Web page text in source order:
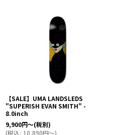
【SALE】UMA LANDSLEDS
"SUPERISH EVAN SMITH" -
8.0inch
9,900円～(税別)
(税込: 10,890円～)